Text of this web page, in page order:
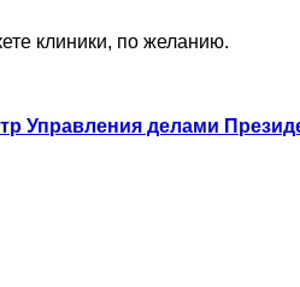
клиники, по желанию.
Управления делами